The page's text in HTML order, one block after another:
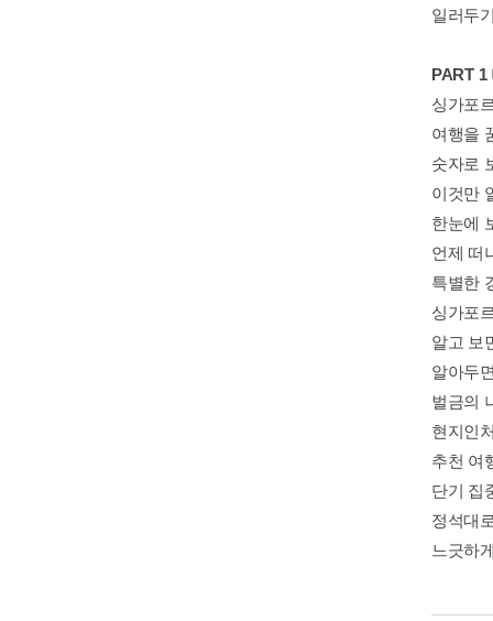
일러두
PART 1
싱가포
여행을
숫자로
이것만
한눈에
언제 떠
특별한
싱가포
알고 보
알아두
벌금의
현지인
추천 여
단기 집
정석대
느긋하